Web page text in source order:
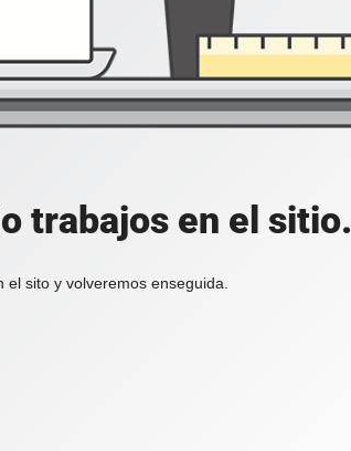
trabajos en el sitio.
sito y volveremos enseguida.